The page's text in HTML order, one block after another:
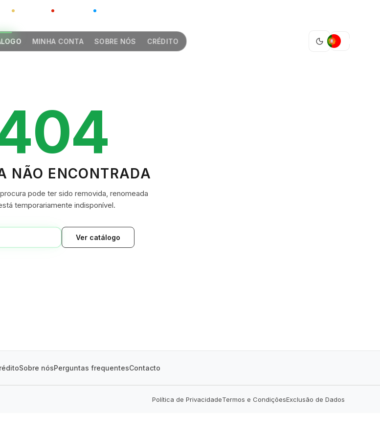
CHINA
MINHA CONTA SOBRE NÓS CRÉDITO
GREEN VILLAGE
NÃO ENCONTRADA
pode ter sido removida, renomeada
temporariamente indisponível.
Ver catálogo
Sobre nósPerguntas frequentesContacto
Política de PrivacidadeTermos e CondiçõesExclusão de Dados